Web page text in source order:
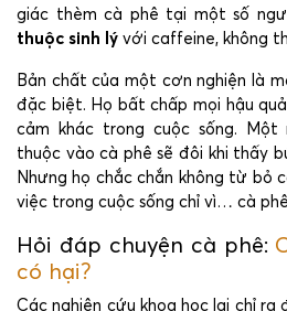
giác thèm cà phê tại một số
thuộc sinh lý với caffeine, không
Bản chất của một cơn nghiện là
đặc biệt. Họ bất chấp mọi hậu
cảm khác trong cuộc sống.
thuộc vào cà phê sẽ đôi khi thấy
Nhưng họ chắc chắn không từ bỏ
việc trong cuộc sống chỉ vì… cà
Hỏi đáp chuyện cà phê:
có hại?
Các nghiên cứu khoa học lại chỉ